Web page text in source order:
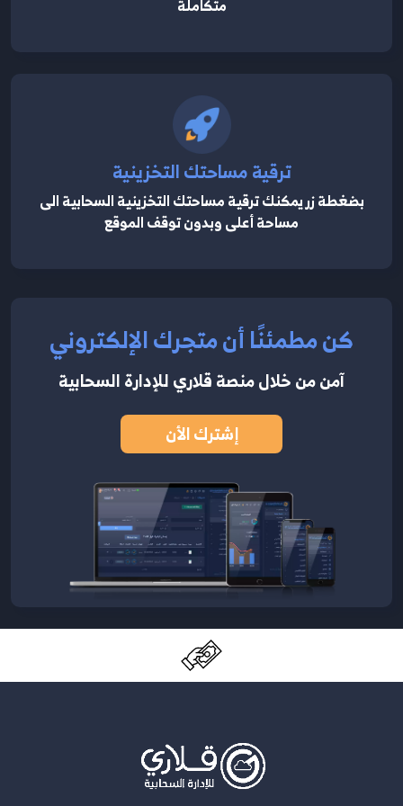
متكاملة
ترقية مساحتك التخزينية
بضغطة زر يمكنك ترقية مساحتك التخزينية السحابية الى
مساحة أعلى وبدون توقف الموقع
كن مطمئنًا أن متجرك الإلكتروني
آمن من خلال منصة قلاري للإدارة السحابية
إشترك الأن